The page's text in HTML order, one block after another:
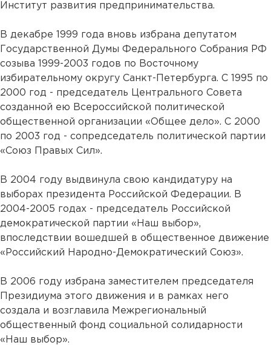
Институт развития предпринимательства.
В декабре 1999 года вновь избрана депутатом
Государственной Думы Федерального Собрания РФ
созыва 1999-2003 годов по Восточному
избирательному округу Санкт-Петербурга. С 1995 по
2000 год - председатель Центрального Совета
созданной ею Всероссийской политической
общественной организации «Общее дело». C 2000
по 2003 год - сопредседатель политической партии
«Союз Правых Сил».
В 2004 году выдвинула свою кандидатуру на
выборах президента Российской Федерации. В
2004-2005 годах - председатель Российской
демократической партии «Наш выбор»,
впоследствии вошедшей в общественное движение
«Российский Народно-Демократический Союз».
В 2006 году избрана заместителем председателя
Президиума этого движения и в рамках него
создала и возглавила Межрегиональный
общественный фонд социальной солидарности
«Наш выбор».